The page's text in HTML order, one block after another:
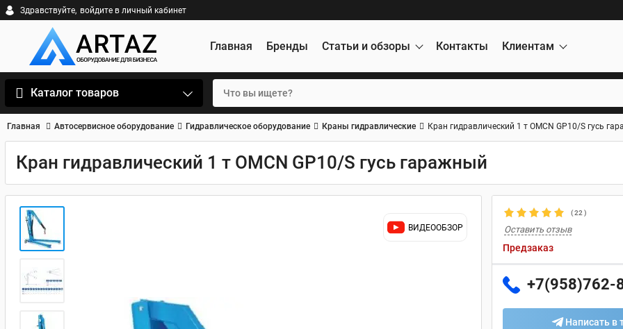
Здравствуйте, войдите в личный кабинет
Главная Бренды Статьи и обзоры Контакты Клиентам
Каталог товаров
Главная Автосервисное оборудование Гидравлическое оборудование Краны гидравлические Кран гидравлический 1 т OMCN GP10/S гусь
Кран гидравлический 1 т OMCN GP10/S гусь гаражный
ВИДЕООБЗОР
(22 )
Оставить отзыв
Предзаказ
+7(958)762-
Написать в